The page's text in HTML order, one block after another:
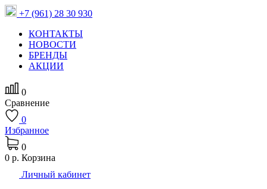
+7 (961) 28 30 930
КОНТАКТЫ
НОВОСТИ
БРЕНДЫ
АКЦИИ
0
Сравнение
0
Избранное
0
0 р. Корзина
Личный кабинет